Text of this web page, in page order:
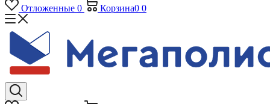
Отложенные 0 Корзина0 0